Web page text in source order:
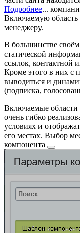
Подробнее...
Включаемую область
менеджеру.
В большинстве
статической
ссылок, контактной
Кроме этого в них с
выводиться и
(подписка,
Включаемые
очень гибко
условиях и
его местах. Выбор
компонента